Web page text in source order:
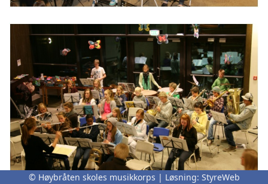
© Høybråten skoles musikkorps | Løsning: StyreWeb